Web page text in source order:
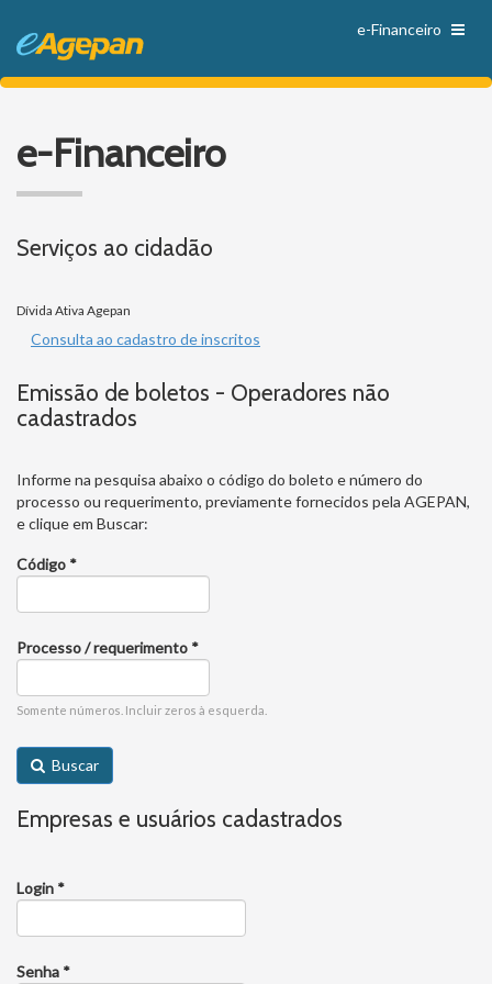
e-Financeiro
e-Financeiro
Serviços ao cidadão
Dívida Ativa Agepan
Consulta ao cadastro de inscritos
Emissão de boletos - Operadores não
cadastrados
Informe na pesquisa abaixo o código do boleto e número do
processo ou requerimento, previamente fornecidos pela AGEPAN,
e clique em Buscar:
Código
Processo / requerimento
Somente números. Incluir zeros à esquerda.
Buscar
Empresas e usuários cadastrados
Login
Senha